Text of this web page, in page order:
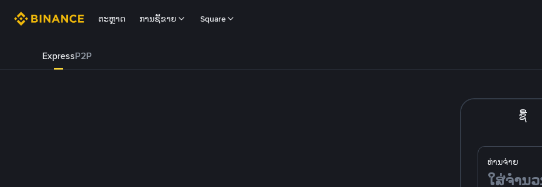
ຕະຫຼາດ ການຊື້ຂາຍ Square
ExpressP2P
ຊື້
ທ່ານຈ່າຍ